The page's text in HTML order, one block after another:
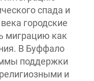
спада и
городские
миграцию как
В Буффало
поддержки
и